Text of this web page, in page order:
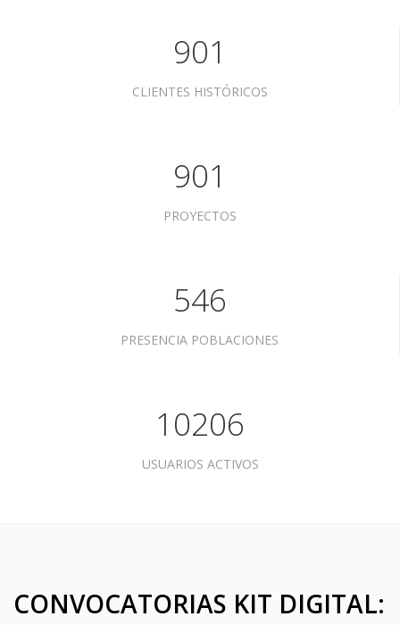
3018
CLIENTES HISTÓRICOS
901
PROYECTOS
546
PRESENCIA POBLACIONES
10206
USUARIOS ACTIVOS
CONVOCATORIAS KIT DIGITAL: